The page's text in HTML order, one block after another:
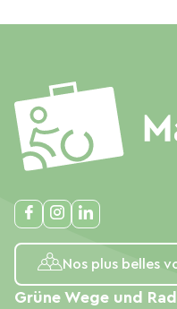
Nos plus belles
Grüne Wege und